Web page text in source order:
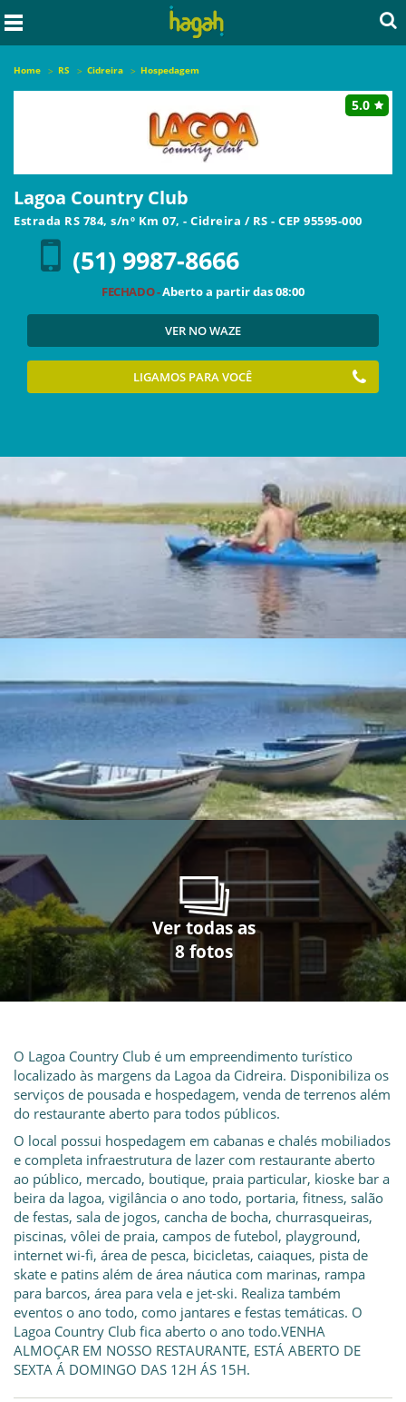
Home RS Cidreira Hospedagem
5.0
Lagoa Country Club
Estrada RS 784, s/nº Km 07, - Cidreira / RS - CEP 95595-000
(51) 9987-8666
FECHADO -Aberto a partir das08:00
VER NO WAZE
LIGAMOS PARA VOCÊ
Ver todas as
8 fotos
Ver todas as
8 fotos
Ver todas as
8 fotos
Ver todas as
8 fotos
Ver todas as
8 fotos
Ver todas as
8 fotos
Ver todas as
8 fotos
Ver todas as
8 fotos
O Lagoa Country Club é um empreendimento turístico
localizado às margens da Lagoa da Cidreira. Disponibiliza os
serviços de pousada e hospedagem, venda de terrenos além
do restaurante aberto para todos públicos.
O local possui hospedagem em cabanas e chalés mobiliados
e completa infraestrutura de lazer com restaurante aberto
ao público, mercado, boutique, praia particular, kioske bar a
beira da lagoa, vigilância o ano todo, portaria, fitness, salão
de festas, sala de jogos, cancha de bocha, churrasqueiras,
piscinas, vôlei de praia, campos de futebol, playground,
internet wi-fi, área de pesca, bicicletas, caiaques, pista de
skate e patins além de área náutica com marinas, rampa
para barcos, área para vela e jet-ski. Realiza também
eventos o ano todo, como jantares e festas temáticas. O
Lagoa Country Club fica aberto o ano todo.VENHA
ALMOÇAR EM NOSSO RESTAURANTE, ESTÁ ABERTO DE
SEXTA Á DOMINGO DAS 12H ÁS 15H.